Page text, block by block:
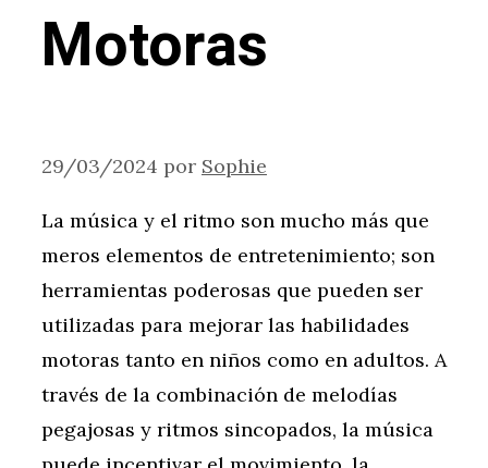
Motoras
29/03/2024 por Sophie
La música y el ritmo son mucho más que
meros elementos de entretenimiento; son
herramientas poderosas que pueden ser
utilizadas para mejorar las habilidades
motoras tanto en niños como en adultos. A
través de la combinación de melodías
pegajosas y ritmos sincopados, la música